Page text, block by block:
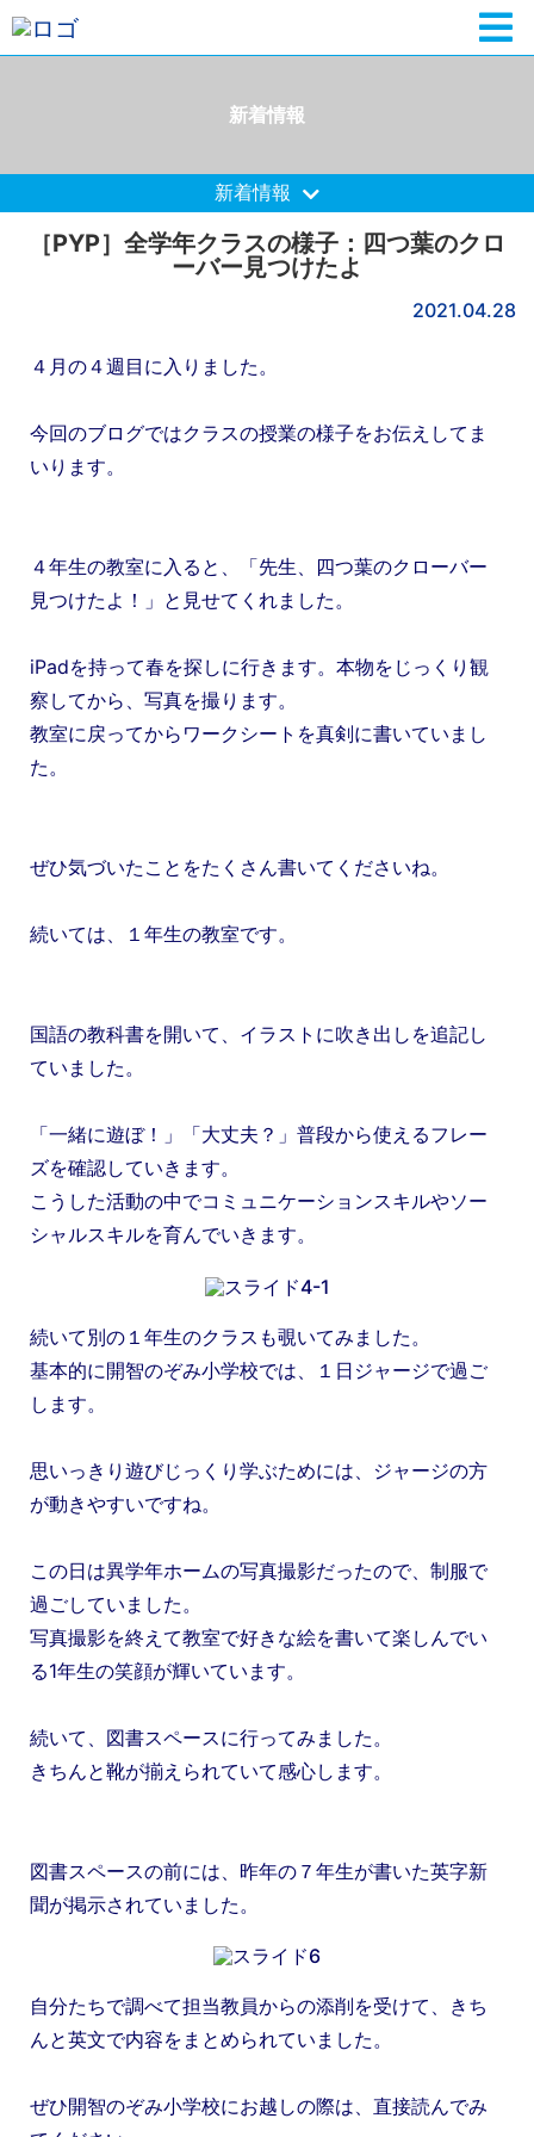
新着情報
新着情報
［PYP］全学年クラスの様子：四つ葉のクロ
ーバー見つけたよ
2021.04.28
４月の４週目に入りました。
今回のブログではクラスの授業の様子をお伝えしてま
いります。
４年生の教室に入ると、「先生、四つ葉のクローバー
見つけたよ！」と見せてくれました。
iPadを持って春を探しに行きます。本物をじっくり観
察してから、写真を撮ります。
教室に戻ってからワークシートを真剣に書いていまし
た。
ぜひ気づいたことをたくさん書いてくださいね。
続いては、１年生の教室です。
国語の教科書を開いて、イラストに吹き出しを追記し
ていました。
「一緒に遊ぼ！」「大丈夫？」普段から使えるフレー
ズを確認していきます。
こうした活動の中でコミュニケーションスキルやソー
シャルスキルを育んでいきます。
続いて別の１年生のクラスも覗いてみました。
基本的に開智のぞみ小学校では、１日ジャージで過ご
します。
思いっきり遊びじっくり学ぶためには、ジャージの方
が動きやすいですね。
この日は異学年ホームの写真撮影だったので、制服で
過ごしていました。
写真撮影を終えて教室で好きな絵を書いて楽しんでい
る1年生の笑顔が輝いています。
続いて、図書スペースに行ってみました。
きちんと靴が揃えられていて感心します。
図書スペースの前には、昨年の７年生が書いた英字新
聞が掲示されていました。
自分たちで調べて担当教員からの添削を受けて、きち
んと英文で内容をまとめられていました。
ぜひ開智のぞみ小学校にお越しの際は、直接読んでみ